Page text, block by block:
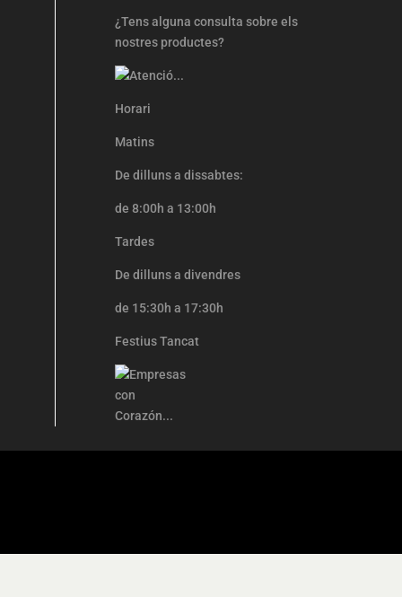
¿Tens alguna consulta sobre els
nostres productes?
Horari
Matins
De dilluns a dissabtes:
de 8:00h a 13:00h
Tardes
De dilluns a divendres
de 15:30h a 17:30h
Festius Tancat